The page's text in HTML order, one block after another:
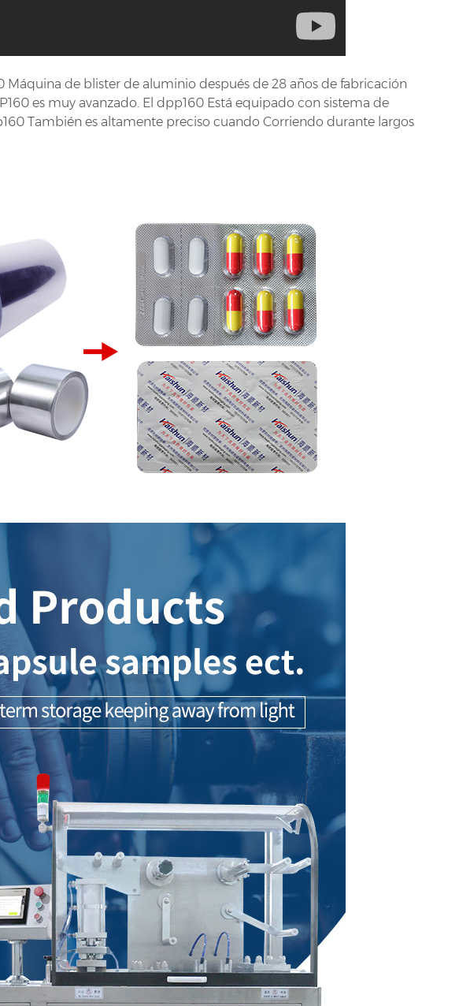
Máquina de blister de aluminio después de 28 años de fabricación
es muy avanzado. El dpp160 Está equipado con sistema de
También es altamente preciso cuando Corriendo durante largos